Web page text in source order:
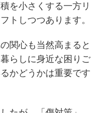
を小さくする一方リ
トしつつあります。
関心も当然高まると
らしに身近な困りご
かどうかは重要です